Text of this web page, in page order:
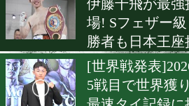
[表彰式
チャンピ
表彰! 池側
る飛躍誓う